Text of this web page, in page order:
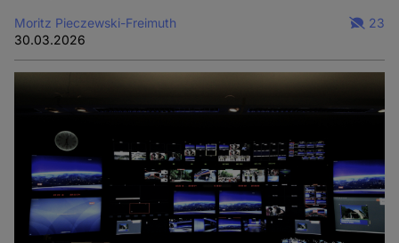
Moritz Pieczewski-Freimuth
30.03.2026
23